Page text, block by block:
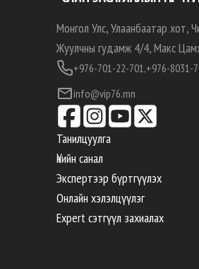
Монгол Улс, Улаанбаатар хот,
Жуулчны гудамж 4/4, Макс
+976-701-22-701,+976-8031-
info@vip76.mn
Танилцуулга
Үнийн санал
Экспертээр бүртгүүлэх
Онлайн хэлэлцүүлэг
Expert сэтгүүл захиалах